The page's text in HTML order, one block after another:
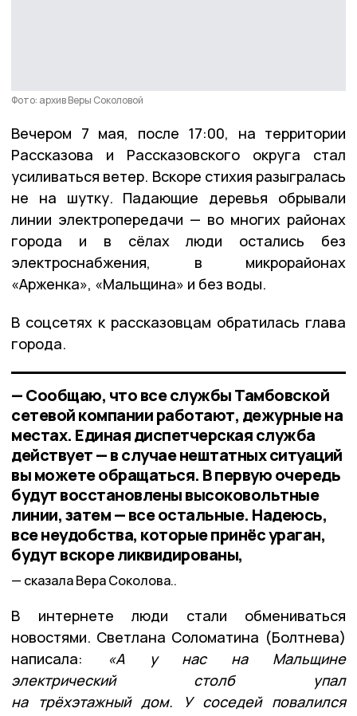
Фото: архив Веры Соколовой
Вечером 7 мая, после 17:00, на территории
Рассказова и Рассказовского округа стал
усиливаться ветер. Вскоре стихия разыгралась
не на шутку. Падающие деревья обрывали
линии электропередачи — во многих районах
города и в сёлах люди остались без
электроснабжения, в микрорайонах
«Арженка», «Мальщина» и без воды.
В соцсетях к рассказовцам обратилась глава
города.
— Сообщаю, что все службы Тамбовской
сетевой компании работают, дежурные на
местах. Единая диспетчерская служба
действует — в случае нештатных ситуаций
вы можете обращаться. В первую очередь
будут восстановлены высоковольтные
линии, затем — все остальные. Надеюсь,
все неудобства, которые принёс ураган,
будут вскоре ликвидированы,
сказала Вера Соколова..
В интернете люди стали обмениваться
новостями. Светлана Соломатина (Болтнева)
написала: «А у нас на Мальщине
электрический столб упал
на трёхэтажный дом. У соседей повалился